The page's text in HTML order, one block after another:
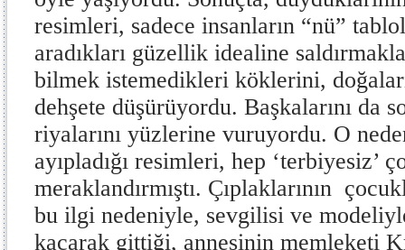
resimleri, sadece insanların “nü”
aradıkları güzellik idealine
bilmek istemedikleri köklerini,
dehşete düşürüyordu. Başkalarını da
riyalarını yüzlerine vuruyordu. O
ayıpladığı resimleri, hep ‘terbiyesiz’
meraklandırmıştı. Çıplaklarının
bu ilgi nedeniyle, sevgilisi ve
kaçarak gittiği, annesinin memleketi